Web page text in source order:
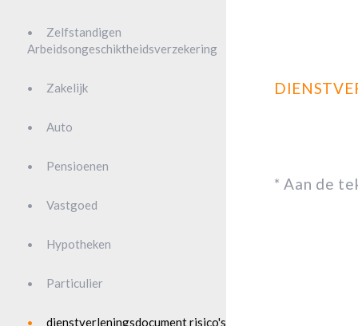
Zelfstandigen
Arbeidsongeschiktheidsverzekering
Zakelijk
Auto
Pensioenen
Vastgoed
Hypotheken
Particulier
dienstverleningsdocument risico's
* Aan de